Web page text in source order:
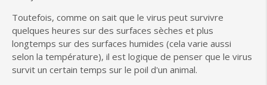
Toutefois, comme on sait que le virus peut survivre
quelques heures sur des surfaces sèches et plus
longtemps sur des surfaces humides (cela varie aussi
selon la température), il est logique de penser que le virus
survit un certain temps sur le poil d'un animal.